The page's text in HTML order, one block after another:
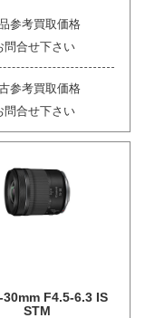
参考買取価格
問合せ下さい
参考買取価格
問合せ下さい
30mm F4.5-6.3 IS
STM